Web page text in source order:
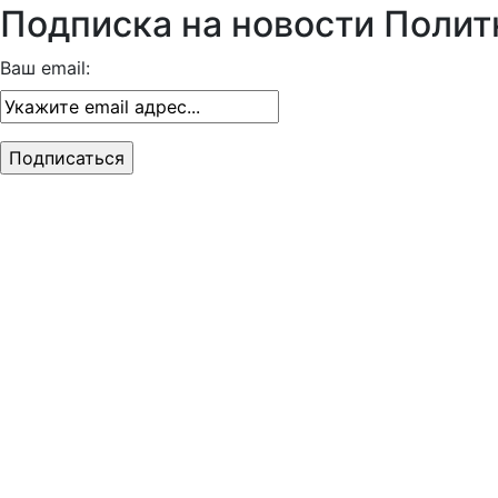
Подписка на новости
Ваш email: